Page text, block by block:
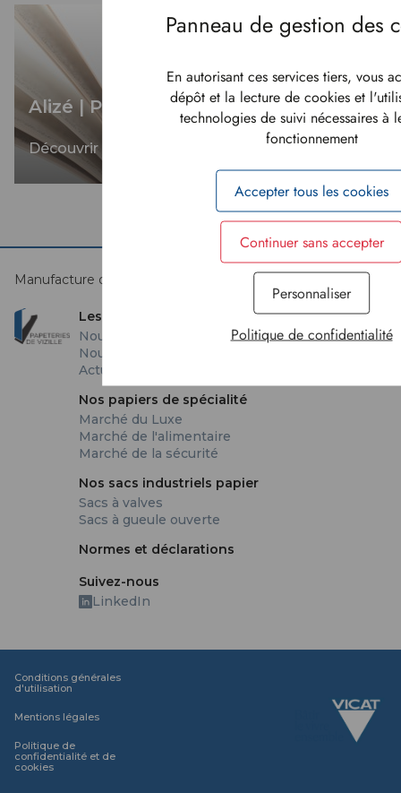
Alizé | Papiers bouffant sans bois
Découvrir
Manufacture d'avenir depuis 1593
Les Papeteries
Nous rejoindre
Nous écrire
Actualités
Nos papiers de spécialité
Marché du Luxe
Marché de l'alimentaire
Marché de la sécurité
Nos sacs industriels papier
Sacs à valves
Sacs à gueule ouverte
Normes et déclarations
Suivez-nous
LinkedIn
Conditions générales
d'utilisation
Mentions légales
Politique de
confidentialité et de
cookies
En autorisant ces services tiers, vous
dépôt et la lecture de cookies et
technologies de suivi nécessaires à
fonctionnement
Accepter tous les cookies
Continuer sans accepter
Personnaliser
Politique de confidentialité